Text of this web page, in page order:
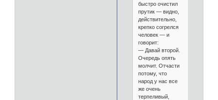
быстро очистил
прутик — видно,
действительно,
крепко согрелся
человек — и
говорит:
— Давай второй.
Очередь опять
молчит. Отчасти
потому, что
народ у нас все
же очень
терпеливый,